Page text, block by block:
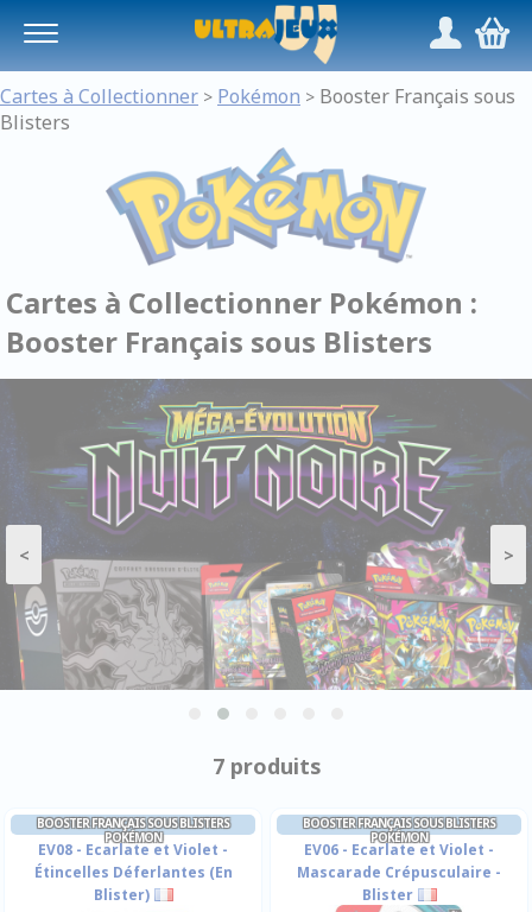
/,
Cartes à Collectionner > Pokémon > Booster Français sous
Blisters
Cartes à Collectionner Pokémon :
Booster Français sous Blisters
< >
7 produits
BOOSTER FRANÇAIS SOUS BLISTERS
POKÉMON
EV08 - Ecarlate et Violet -
Étincelles Déferlantes (En
Blister)
BOOSTER FRANÇAIS SOUS BLISTERS
POKÉMON
EV06 - Ecarlate et Violet -
Mascarade Crépusculaire -
Blister